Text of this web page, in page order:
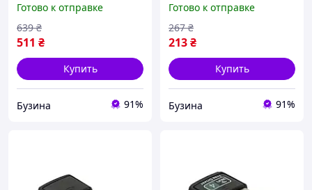
802.11bgn 2.4 ГГц для
Windows и Mac mayak
Готово к отправке
511 ₴
639 ₴
Купить
Бузина 91%
ГГц для Windows Mac
Linux mayak
Готово к отправке
213₴
267 ₴
Купить
Бузина 91%